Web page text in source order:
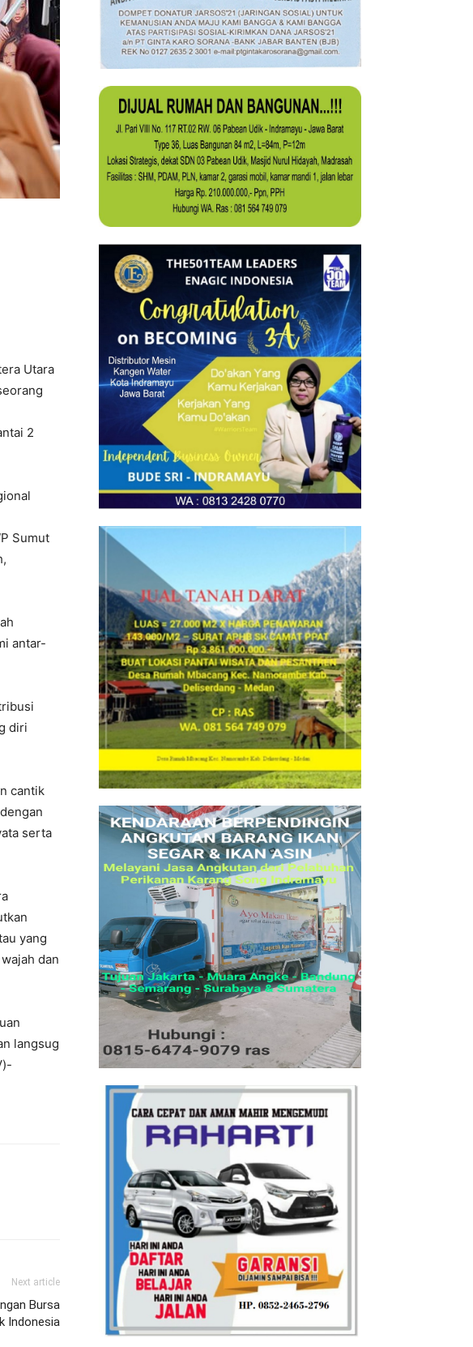
Utara
2
Sumut
antar-
diri
cantik
serta
yang
dan
langsug
Next article
Bursa
Indonesia